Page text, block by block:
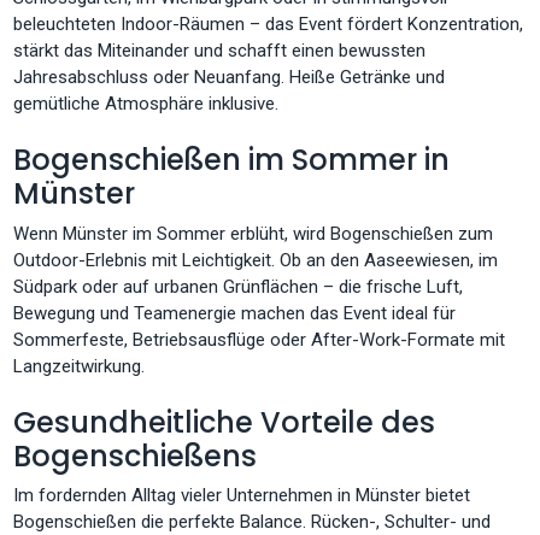
beleuchteten Indoor-Räumen – das Event fördert Konzentration,
stärkt das Miteinander und schafft einen bewussten
Jahresabschluss oder Neuanfang. Heiße Getränke und
gemütliche Atmosphäre inklusive.
Bogenschießen im Sommer in
Münster
Wenn Münster im Sommer erblüht, wird Bogenschießen zum
Outdoor-Erlebnis mit Leichtigkeit. Ob an den Aaseewiesen, im
Südpark oder auf urbanen Grünflächen – die frische Luft,
Bewegung und Teamenergie machen das Event ideal für
Sommerfeste, Betriebsausflüge oder After-Work-Formate mit
Langzeitwirkung.
Gesundheitliche Vorteile des
Bogenschießens
Im fordernden Alltag vieler Unternehmen in Münster bietet
Bogenschießen die perfekte Balance. Rücken-, Schulter- und